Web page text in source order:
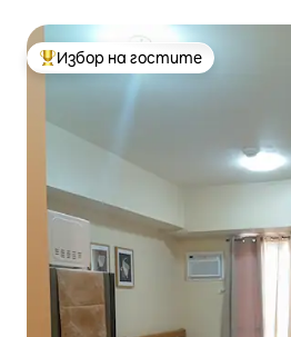
Най-популярен избор на гостите
Избор на гостите